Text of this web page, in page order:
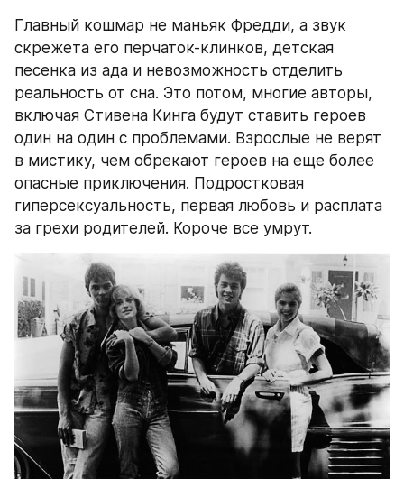
Главный кошмар не маньяк Фредди, а звук
скрежета его перчаток-клинков, детская
песенка из ада и невозможность отделить
реальность от сна. Это потом, многие авторы,
включая Стивена Кинга будут ставить героев
один на один с проблемами. Взрослые не верят
в мистику, чем обрекают героев на еще более
опасные приключения. Подростковая
гиперсексуальность, первая любовь и расплата
за грехи родителей. Короче все умрут.